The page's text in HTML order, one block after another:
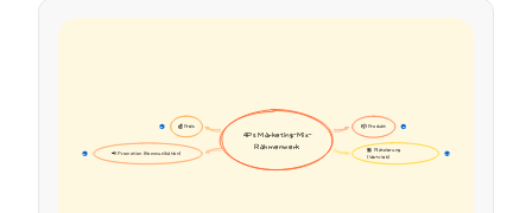
📦 Produkt
💰 Preis
🏪 Platzierung
(Vertrieb)
17
📢 Promotion (Kommunikation)
17
4Ps Marketing-Mix-
Rahmenwerk